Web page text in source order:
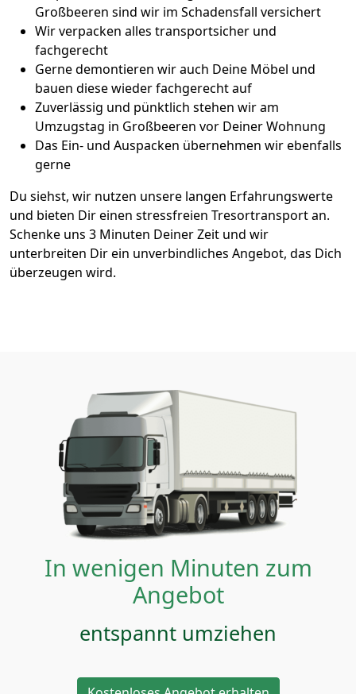
Großbeeren sind wir im Schadensfall versichert
Wir verpacken alles transportsicher und
fachgerecht
Gerne demontieren wir auch Deine Möbel und
bauen diese wieder fachgerecht auf
Zuverlässig und pünktlich stehen wir am
Umzugstag in Großbeeren vor Deiner Wohnung
Das Ein- und Auspacken übernehmen wir ebenfalls
gerne
Du siehst, wir nutzen unsere langen Erfahrungswerte
und bieten Dir einen stressfreien Tresortransport an.
Schenke uns 3 Minuten Deiner Zeit und wir
unterbreiten Dir ein unverbindliches Angebot, das Dich
überzeugen wird.
In wenigen Minuten zum
Angebot
entspannt umziehen